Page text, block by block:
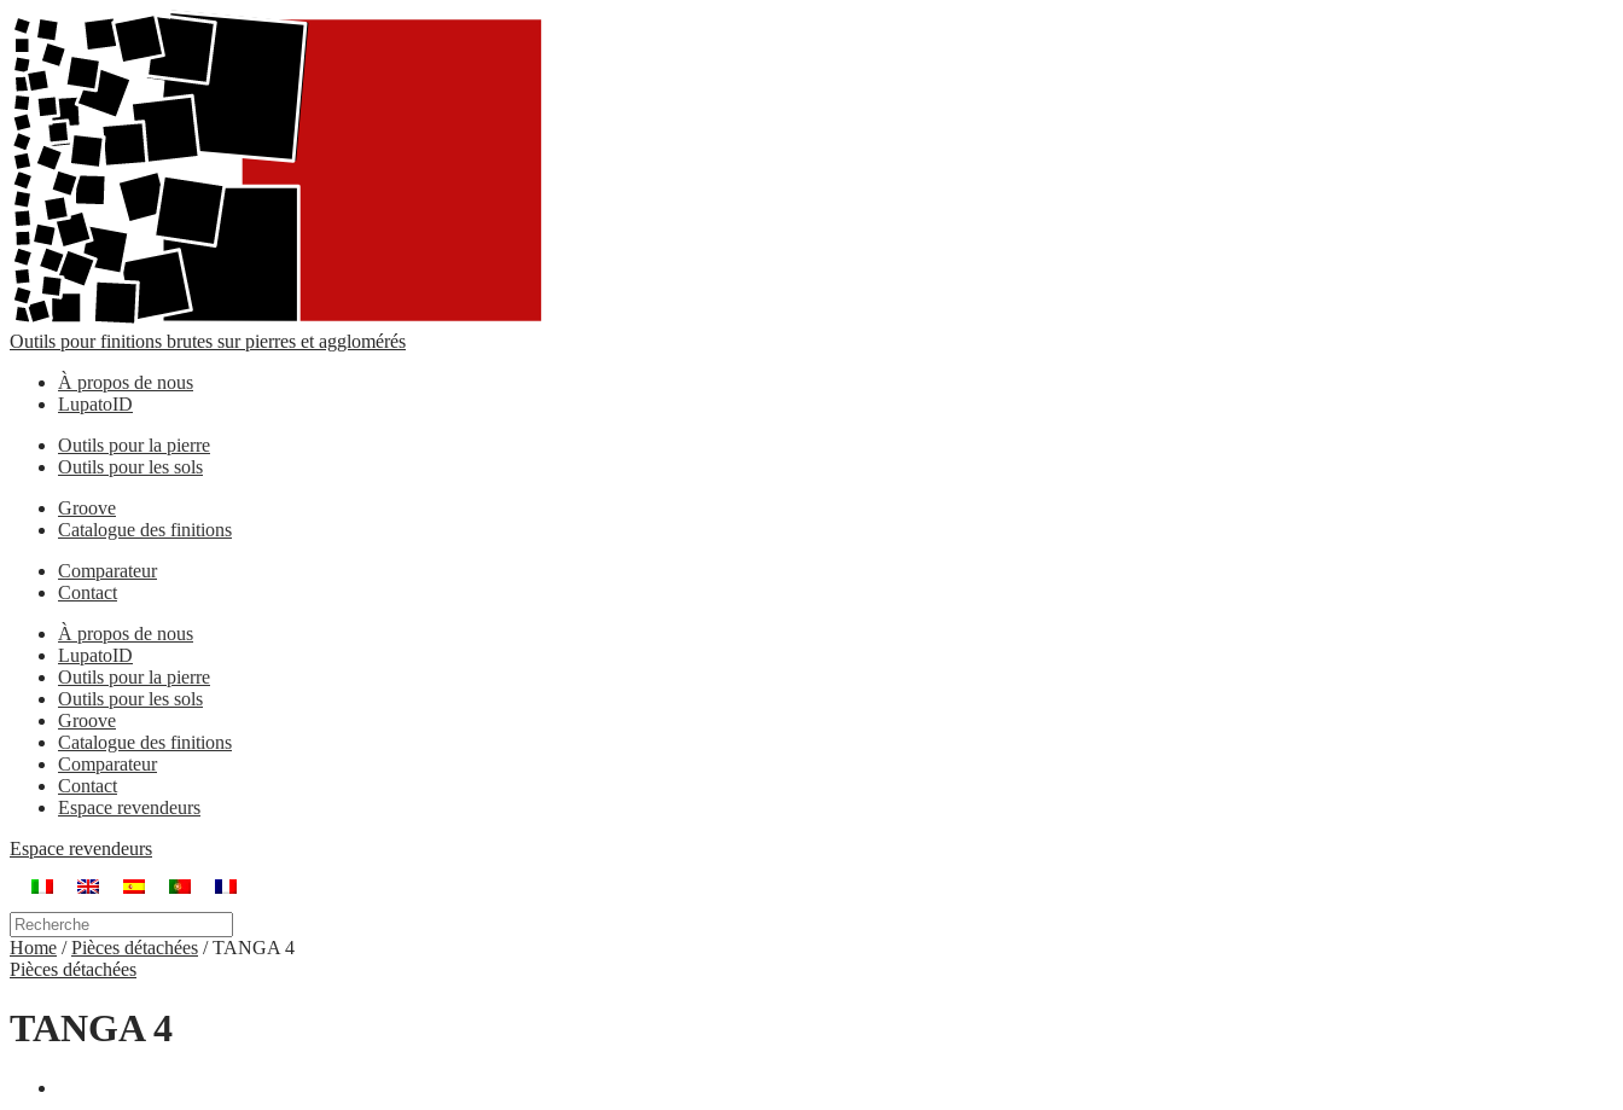
Outils pour finitions brutes sur pierres et agglomérés
À propos de nous
LupatoID
Outils pour la pierre
Outils pour les sols
Groove
Catalogue des finitions
Comparateur
Contact
À propos de nous
LupatoID
Outils pour la pierre
Outils pour les sols
Groove
Catalogue des finitions
Comparateur
Contact
Espace revendeurs
Espace revendeurs
Home /Pièces détachées /TANGA 4
Pièces détachées
TANGA 4